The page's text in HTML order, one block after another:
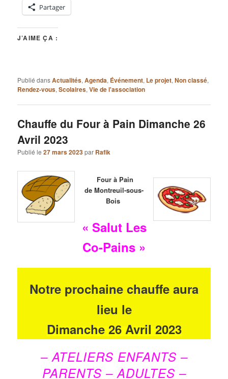
Partager
J’AIME ÇA :
Publié dansActualités,Agenda, Événement, Le projet,Non classé,
Rendez-vous,Scolaires,Vie de l'association
Chauffe du Four à Pain Dimanche 26
Avril 2023
Publié le27 mars 2023par Rafik
Four à Pain
de Montreuil-sous-
Bois
« Salut Les
Co-Pains »
Notre prochaine chauffe aura
lieu le
Dimanche 26 Avril 2023
– ATELIERS ENFANTS –
PARENTS – ADULTES –